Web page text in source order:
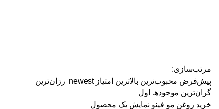
مرتب‌سازی:
پیش‌فرض محبوب‌ترین بالاترین امتیاز newest ارزان‌ترین
گران‌ترین موجودها اول
خرید روغن مو فینو نمایش یک محصول